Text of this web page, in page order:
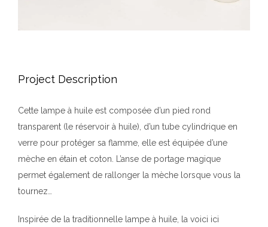
Project Description
Cette lampe à huile est composée d’un pied rond
transparent (le réservoir à huile), d’un tube cylindrique en
verre pour protéger sa flamme, elle est équipée d’une
mèche en étain et coton. L’anse de portage magique
permet également de rallonger la mèche lorsque vous la
tournez…
Inspirée de la traditionnelle lampe à huile, la voici ici